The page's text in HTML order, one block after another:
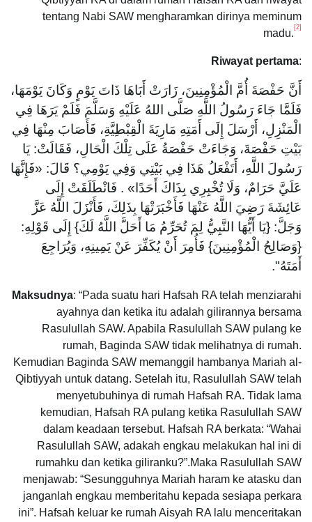
tentang Nabi SAW mengharamkan dirinya meminum
madu. [2]
Riwayat pertama:
أَنَّ حَفْصَةَ أُمَّ الْمُؤْمِنِينَ، زَارَتْ أَبَاهَا ذَاتَ يَوْمٍ وَكَانَ يَوْمَهَا،
فَلَمَّا جَاءَ رَسُولُ اللَّهِ صَلَّى اللهُ عَلَيْهِ وَسَلَّمَ فَلَمْ يَرَهَا فِي
الْمَنْزِلِ، أَرْسَلَ إِلَى أَمَتِهِ مَارِيَةَ الْقِبْطِيَّةِ، فَأَصَابَ مِنْهَا فِي
بَيْتِ حَفْصَةَ، وَجَاءَتْ حَفْصَةُ عَلَى تِلْكَ الْحَالِ، فَقَالَتْ: يَا
رَسُولَ اللَّهِ، أَتَفْعَلُ هَذَا فِي بَيْتِي وَفِي يَوْمِي؟ قَالَ: «فَإِنَّهَا
عَلَيَّ حَرَامٌ، وَلَا تُخْبِرِي بِذَاكَ أَحَدًا» . فَانْطَلَقَتْ إِلَى
عَائِشَةَ رَضِيَ اللَّهُ عَنْهَا فَأَخْبَرَتْهَا بِذَلِكَ، فَأَنْزَلَ اللَّهُ عَزَّ
وَجَلَّ: {يَا أَيُّهَا النَّبِيُّ لِمَ تُحَرِّمُ مَا أَحَلَّ اللَّهُ لَكَ} إِلَى قَوْلِهِ:
{وَصَالِحُ الْمُؤْمِنِينَ} فَأُمِرَ أَنْ يُكَفِّرَ عَنْ يَمِينِهِ، وَيُرَاجِعَ
أَمَتَهُ".
Maksudnya: “Pada suatu hari Hafsah RA telah menziarahi
ayahnya dan ketika itu adalah gilirannya bersama
Rasulullah SAW. Apabila Rasulullah SAW pulang ke
rumah, Baginda SAW tidak melihatnya di rumah.
Kemudian Baginda SAW memanggil hambanya Mariah al-
Qibtiyyah untuk datang. Setelah itu, Rasulullah SAW telah
menyetubuhinya di rumah Hafsah RA. Tidak lama
kemudian, Hafsah RA pulang ketika Rasulullah SAW
dalam keadaan tersebut. Hafsah RA berkata: “Wahai
Rasulullah SAW, adakah engkau melakukan hal ini di
rumahku dan ketika giliranku?”.Maka Rasulullah SAW
menjawab: “Sesungguhnya Mariah haram ke atasku dan
janganlah engkau memberitahu kepada sesiapa perkara
ini”. Hafsah keluar ke rumah Aisyah RA lalu menceritakan